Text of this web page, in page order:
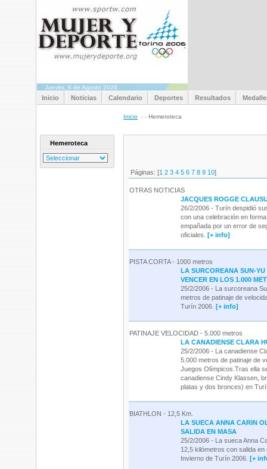
Jueves, 6 de Agosto 2026
Inicio Noticias Calendario Deportes Resultados
Hemeroteca
Inicio › › Hemeroteca
Páginas: [1 2 3 4 5 6 7 8 9 10]
OTRAS NOTICIAS
JACQUES ROGGE
26/2/2006 - Turín despidió
con una celebración en
empañada por un error de
oficiales. [+ info]
PISTA CORTA - 1000 metros
LA SURCOREANA SUN-
VENCER EN LOS 1.000
25/2/2006 - La surcoreana
metros de patinaje de
Turín 2006. [+ info]
PATINAJE VELOCIDAD - 5.000 metros
LA CANADIENSE CLARA
25/2/2006 - La canadiense
5.000 metros de patinaje de
Juegos Olímpicos.Tras ella
canadiense Cindy Klassen,
platas y dos bronces) en
BIATHLON - 12,5 Km.
LA SUECA ANNA CARIN
SALIDA EN MASA
25/2/2006 - La sueca Anna
12,5 kilómetros con salida
Invierno de Turín 2006. [+